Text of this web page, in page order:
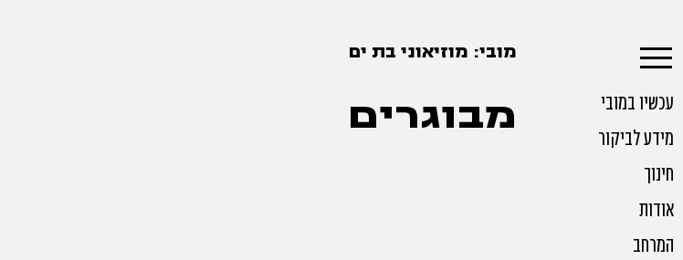
עכשיו במובי
מידע לביקור
חינוך
אודות
המרחב
מובי: מוזיאוני בת ים
מבוגרים